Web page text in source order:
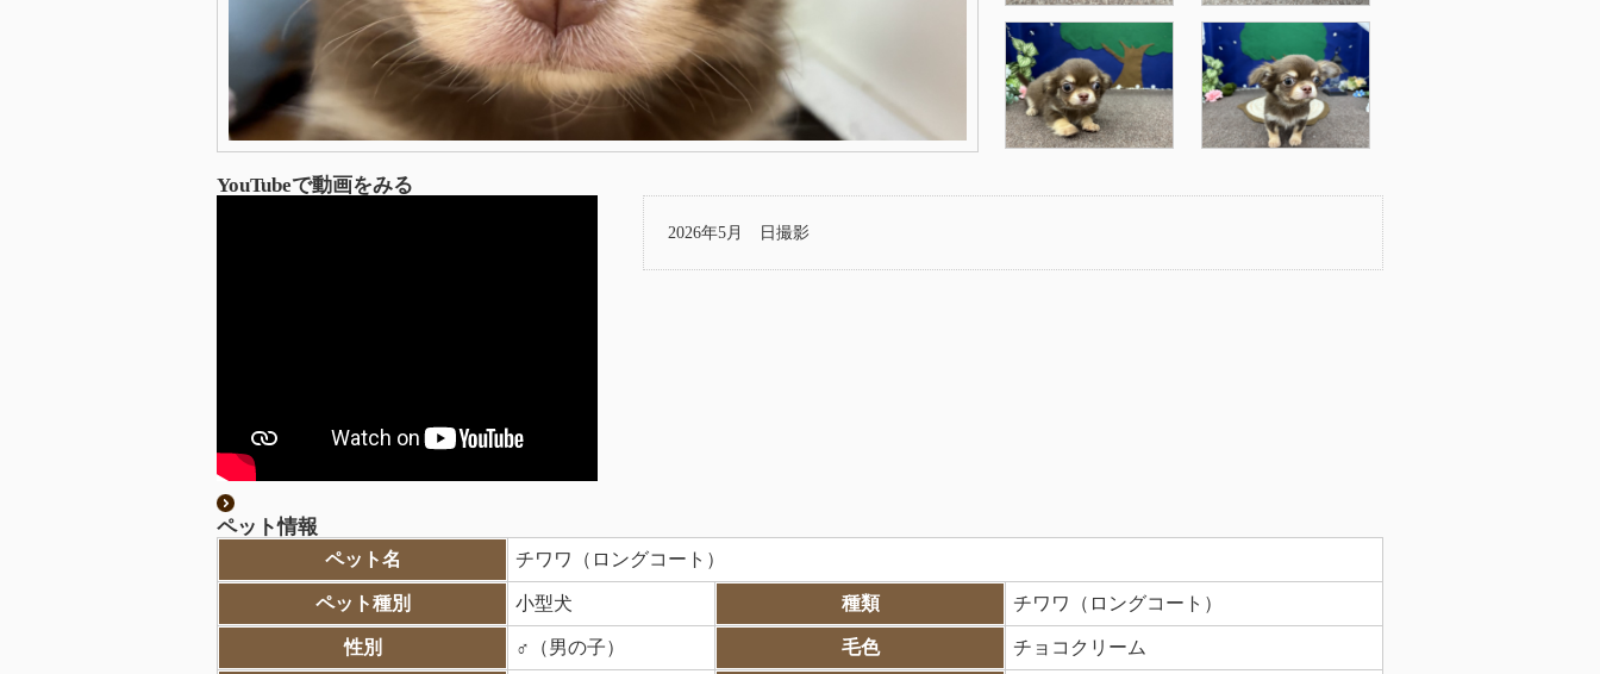
YouTubeで動画をみる
2026年5月 日撮影
ペット情報
ペット名 チワワ（ロングコート）
ペット種別 小型犬 種類 チワワ（ロングコート）
性別 ♂（男の子） 毛色 チョコクリーム